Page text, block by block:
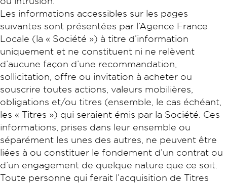
Les informations accessibles sur les pages
suivantes sont présentées par l’Agence France
Locale (la « Société ») à titre d’information
uniquement et ne constituent ni ne relèvent
d’aucune façon d’une recommandation,
sollicitation, offre ou invitation à acheter ou
souscrire toutes actions, valeurs mobilières,
obligations et/ou titres (ensemble, le cas échéant,
les « Titres ») qui seraient émis par la Société. Ces
informations, prises dans leur ensemble ou
séparément les unes des autres, ne peuvent être
liées à ou constituer le fondement d’un contrat ou
d’un engagement de quelque nature que ce soit.
Toute personne qui ferait l’acquisition de Titres